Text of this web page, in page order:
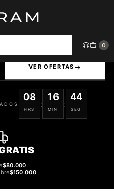
0
BLUE 250 ML
VER OFERTAS
08
HRS
:
16
MIN
:
43
SEG
$80.000
$150.000